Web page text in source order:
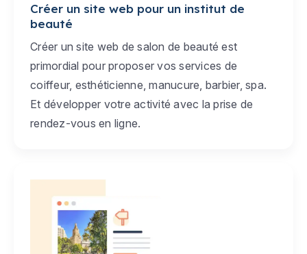
Créer un site web pour un institut de
beauté
Créer un site web de salon de beauté est
primordial pour proposer vos services de
coiffeur, esthéticienne, manucure, barbier, spa.
Et développer votre activité avec la prise de
rendez-vous en ligne.